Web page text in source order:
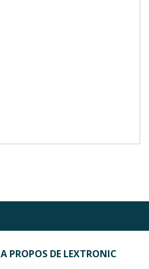
A PROPOS DE LEXTRONIC